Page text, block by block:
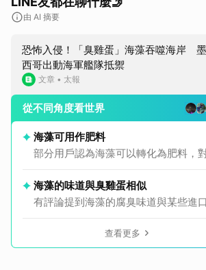
由 AI 摘要
恐怖入侵！「臭雞蛋」海藻吞噬海岸 墨
西哥出動海軍艦隊抵禦
文章 • 太報
從不同角度看世界
海藻可用作肥料
部分用戶認為海藻可以轉化為肥料，
海藻的味道與臭雞蛋相似
有評論提到海藻的腐臭味道與某些進
查看更多
取消